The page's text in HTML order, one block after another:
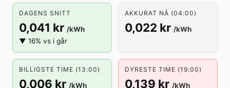
DAGENS SNITT
0,041 kr /kWh
▼ 16% vs i går
AKKURAT NÅ (04:00)
0,022 kr /kWh
BILLIGSTE TIME (13:00)
0,006 kr /kWh
DYRESTE TIME (19:00)
0,139 kr /kWh